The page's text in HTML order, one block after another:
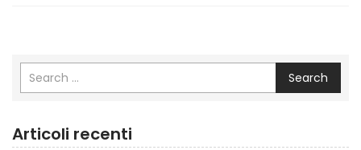
Search
Articoli recenti